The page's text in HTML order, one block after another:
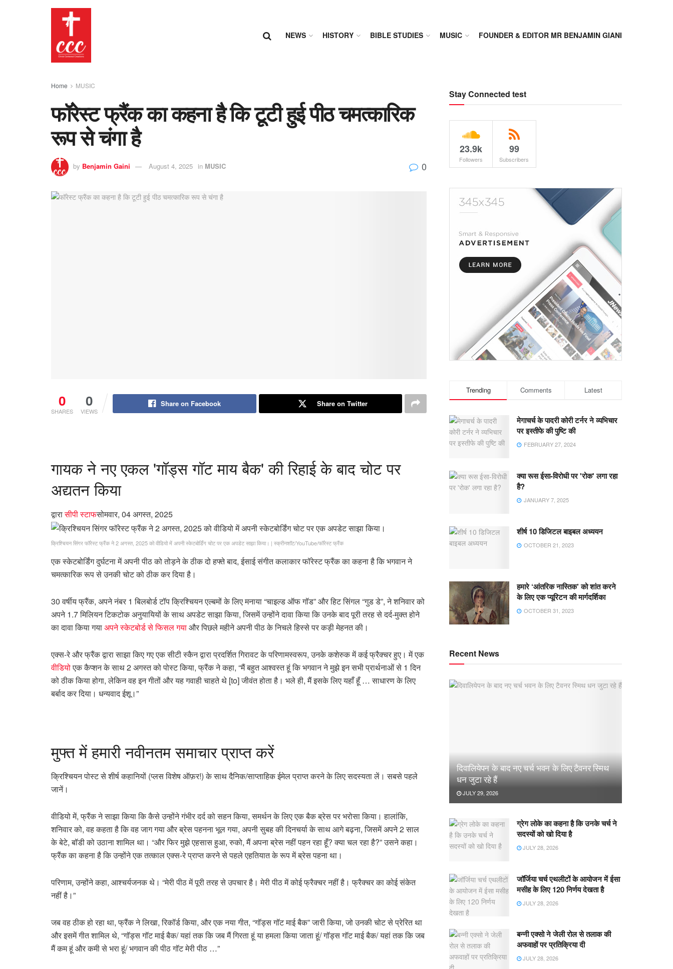
NEWS HISTORY BIBLE STUDIES MUSIC FOUNDER & EDITOR MR BENJAMIN GIANI
Home MUSIC
फॉरेस्ट फ्रैंक का कहना है कि टूटी हुई पीठ चमत्कारिक
रूप से चंगा है
by Benjamin Gaini August 4, 2025 in MUSIC 0
0
SHARES
0
VIEWS
Share on Facebook Share on Twitter
गायक ने नए एकल 'गॉड्स गॉट माय बैक' की रिहाई के बाद चोट पर
अद्यतन किया
द्वारासीपी स्टाफसोमवार, 04 अगस्त, 2025
क्रिश्चियन सिंगर फॉरेस्ट फ्रैंक ने 2 अगस्त, 2025 को वीडियो में अपनी स्केटबोर्डिंग चोट पर एक अपडेट साझा किया। | स्क्रीनशॉट/YouTube/फॉरेस्ट फ्रैंक
एक स्केटबोर्डिंग दुर्घटना में अपनी पीठ को तोड़ने के ठीक दो हफ्ते बाद, ईसाई संगीत कलाकार फॉरेस्ट फ्रैंक का कहना है कि भगवान ने
चमत्कारिक रूप से उनकी चोट को ठीक कर दिया है।
30 वर्षीय फ्रैंक, अपने नंबर 1 बिलबोर्ड टॉप क्रिश्चियन एल्बमों के लिए मनाया “चाइल्ड ऑफ गॉड” और हिट सिंगल “गुड डे”, ने शनिवार को
अपने 1.7 मिलियन टिकटोक अनुयायियों के साथ अपडेट साझा किया, जिसमें उन्होंने दावा किया कि उनके बाद पूरी तरह से दर्द-मुक्त होने
का दावा किया गयाअपने स्केटबोर्ड से फिसल गयाऔर पिछले महीने अपनी पीठ के निचले हिस्से पर कड़ी मेहनत की।
एक्स-रे और फ्रैंक द्वारा साझा किए गए एक सीटी स्कैन द्वारा प्रदर्शित गिरावट के परिणामस्वरूप, उनके कशेरुक में कई फ्रैक्चर हुए। में एक
वीडियोएक कैप्शन के साथ 2 अगस्त को पोस्ट किया, फ्रैंक ने कहा, “मैं बहुत आश्वस्त हूं कि भगवान ने मुझे इन सभी प्रार्थनाओं से 1 दिन
को ठीक किया होगा, लेकिन वह इन गीतों और यह गवाही चाहते थे [to] जीवंत होता है। भले ही, मैं इसके लिए यहाँ हूँ … साधारण के लिए
बर्बाद कर दिया। धन्यवाद ईशू।”
मुफ्त में हमारी नवीनतम समाचार प्राप्त करें
क्रिश्चियन पोस्ट से शीर्ष कहानियों (प्लस विशेष ऑफ़र!) के साथ दैनिक/साप्ताहिक ईमेल प्राप्त करने के लिए सदस्यता लें। सबसे पहले
जानें।
वीडियो में, फ्रैंक ने साझा किया कि कैसे उन्होंने गंभीर दर्द को सहन किया, समर्थन के लिए एक बैक ब्रेस पर भरोसा किया। हालांकि,
शनिवार को, वह कहता है कि वह जाग गया और ब्रेस पहनना भूल गया, अपनी सुबह की दिनचर्या के साथ आगे बढ़ना, जिसमें अपने 2 साल
के बेटे, बॉडी को उठाना शामिल था। “और फिर मुझे एहसास हुआ, रुको, मैं अपना ब्रेस नहीं पहन रहा हूँ? क्या चल रहा है?” उसने कहा।
फ्रैंक का कहना है कि उन्होंने एक तत्काल एक्स-रे प्राप्त करने से पहले एहतियात के रूप में ब्रेस पहना था।
परिणाम, उन्होंने कहा, आश्चर्यजनक थे। “मेरी पीठ में पूरी तरह से उपचार है। मेरी पीठ में कोई फ्रैक्चर नहीं है। फ्रैक्चर का कोई संकेत
नहीं है।”
जब वह ठीक हो रहा था, फ्रैंक ने लिखा, रिकॉर्ड किया, और एक नया गीत, “गॉड्स गॉट माई बैक” जारी किया, जो उनकी चोट से प्रेरित था
और इसमें गीत शामिल थे, “गॉड्स गॉट माई बैक/ यहां तक कि जब मैं गिरता हूं या हमला किया जाता हूं/ गॉड्स गॉट माई बैक/ यहां तक कि जब
मैं कम हूं और कमी से भरा हूं/ भगवान की पीठ गॉट मेरी पीठ …”
Stay Connected test
23.9k
Followers
99
Subscribers
Trending Comments Latest
मेगाचर्च के पादरी कोरी टर्नर ने व्यभिचार
पर इस्तीफे की पुष्टि की
FEBRUARY 27, 2024
क्या रूस ईसा-विरोधी पर 'रोक' लगा रहा
है?
JANUARY 7, 2025
शीर्ष 10 डिजिटल बाइबल अध्ययन
OCTOBER 21, 2023
हमारे ‘आंतरिक नास्तिक’ को शांत करने
के लिए एक प्यूरिटन की मार्गदर्शिका
OCTOBER 31, 2023
Recent News
दिवालियेपन के बाद नए चर्च भवन के लिए टैवनर स्मिथ
धन जुटा रहे हैं
JULY 29, 2026
ग्रेग लोके का कहना है कि उनके चर्च ने
सदस्यों को खो दिया है
JULY 28, 2026
जॉर्जिया चर्च एथलीटों के आयोजन में ईसा
मसीह के लिए 120 निर्णय देखता है
JULY 28, 2026
बन्नी एक्सो ने जेली रोल से तलाक की
अफवाहों पर प्रतिक्रिया दी
JULY 28, 2026